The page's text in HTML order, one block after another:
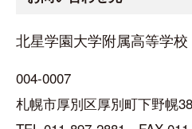
北星学園大学附属高等学
004-0007
札幌市厚別区厚別町下野幌38